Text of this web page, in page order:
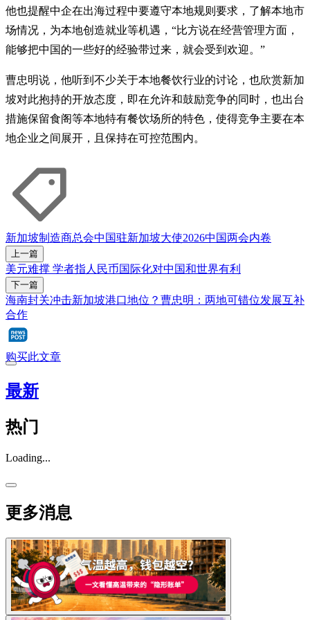
他也提醒中企在出海过程中要遵守本地规则要求，了解本地市
场情况，为本地创造就业等机遇，“比方说在经营管理方面，
能够把中国的一些好的经验带过来，就会受到欢迎。”
曹忠明说，他听到不少关于本地餐饮行业的讨论，也欣赏新加
坡对此抱持的开放态度，即在允许和鼓励竞争的同时，也出台
措施保留食阁等本地特有餐饮场所的特色，使得竞争主要在本
地企业之间展开，且保持在可控范围内。
新加坡制造商总会中国驻新加坡大使2026中国两会内卷
上一篇
美元难撑 学者指人民币国际化对中国和世界有利
下一篇
海南封关冲击新加坡港口地位？曹忠明：两地可错位发展互补
合作
购买此文章
最新
热门
Loading...
更多消息